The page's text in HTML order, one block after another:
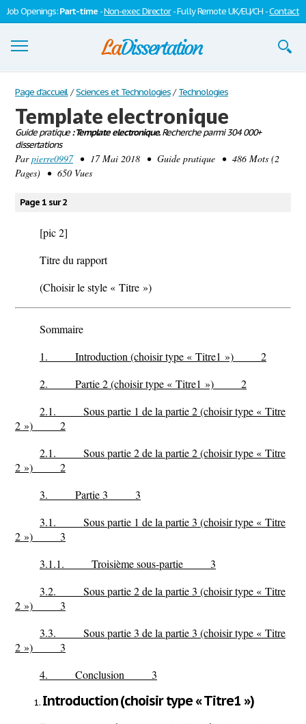
Job Openings:Part-time -Non-exec Director- Fully Remote UK/EU/CH -Contact
Dissertations
S'inscrire
Se connecter
Contactez-nous
Page d'accueil / Sciences et Technologies / Technologies
Template electronique
Guide pratique: Template electronique.Recherche parmi 304 000+
dissertations
Parpierre0997• 17 Mai 2018 • Guide pratique • 486 Mots (2
Pages) • 650 Vues
Page 1 sur 2
[pic 2]
Titre du rapport
(Choisir le style « Titre »)
Sommaire
1. Introduction (choisir type « Titre1 ») 2
2. Partie 2 (choisir type « Titre1 ») 2
2.1. Sous partie 1 de la partie 2 (choisir type « Titre
2 ») 2
2.1. Sous partie 2 de la partie 2 (choisir type « Titre
2 ») 2
3. Partie 3 3
3.1. Sous partie 1 de la partie 3 (choisir type « Titre
2 ») 3
3.1.1. Troisième sous-partie 3
3.2. Sous partie 2 de la partie 3 (choisir type « Titre
2 ») 3
3.3. Sous partie 3 de la partie 3 (choisir type « Titre
2 ») 3
4. Conclusion 3
Introduction (choisir type « Titre1 »)